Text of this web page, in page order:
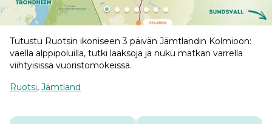
Tutustu Ruotsin ikoniseen 3 päivän Jämtlandin Kolmioon:
vaella alppipoluilla, tutki laaksoja ja nuku matkan varrella
viihtyisissä vuoristomökeissä.
Ruotsi, Jämtland